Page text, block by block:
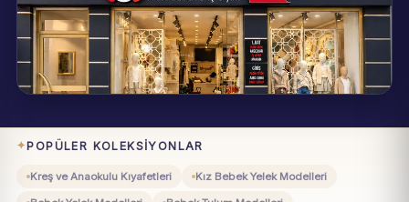
Eynesil / Giresun
Pazartesi–Cumartesi 09:00–19:00
POPÜLER KOLEKSIYONLAR
Kreş ve Anaokulu Kıyafetleri Kız Bebek Yelek Modelleri